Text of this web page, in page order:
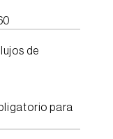
de
para